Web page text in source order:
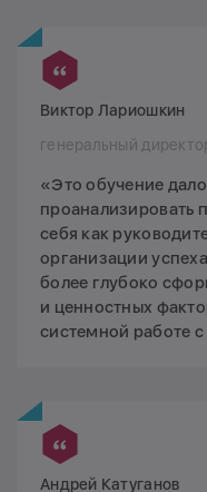
Виктор Лариошкин
генеральный
«Это обучение
проанализировать
себя как
организации
более глубоко
и ценностных
системной работе
Андрей Катуганов